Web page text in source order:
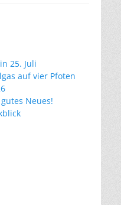
25. Juli
auf vier Pfoten
Neues!